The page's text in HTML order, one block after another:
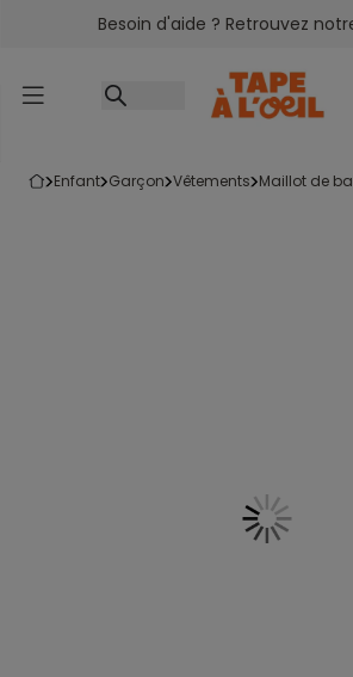
Accéder au contenu
Besoin d'aide ? Retrouvez
enfant garçon vêtements maillot de